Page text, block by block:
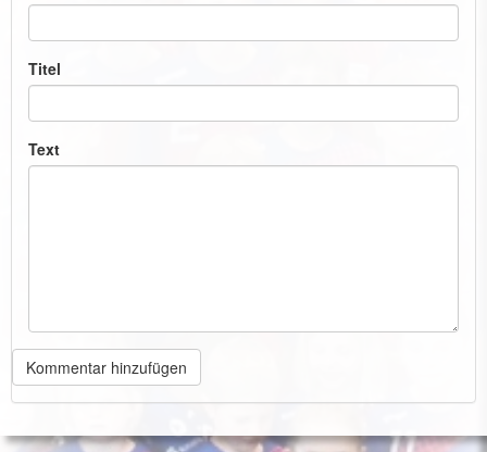
Titel
Text
Kommentar hinzufügen